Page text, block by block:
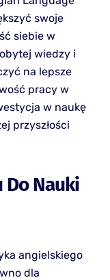
swoje
siebie w
wiedzy i
na lepsze
pracy w
w naukę
przyszłości
Do Nauki
angielskiego
dla